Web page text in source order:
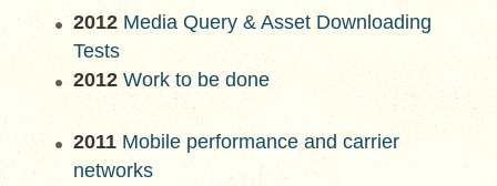
2012 Media Query & Asset Downloading
Tests
2012 Work to be done
2011 Mobile performance and carrier
networks